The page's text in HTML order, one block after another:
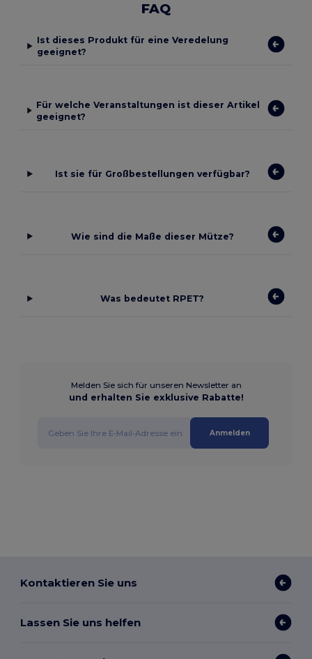
FAQ
Ist dieses Produkt für eine Veredelung
geeignet?
Für welche Veranstaltungen ist dieser Artikel
geeignet?
Ist sie für Großbestellungen verfügbar?
Wie sind die Maße dieser Mütze?
Was bedeutet RPET?
Melden Sie sich für unseren Newsletter an
und erhalten Sie exklusive Rabatte!
Anmelden
Kontaktieren Sie uns
Lassen Sie uns helfen